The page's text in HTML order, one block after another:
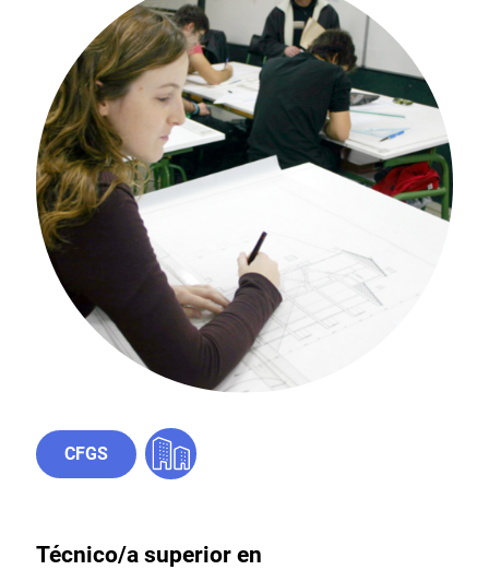
CFGS
Técnico/a superior en